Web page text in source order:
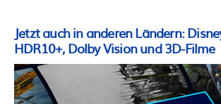
Jetzt auch in anderen Ländern:
HDR10+, Dolby Vision und 3D-Filme